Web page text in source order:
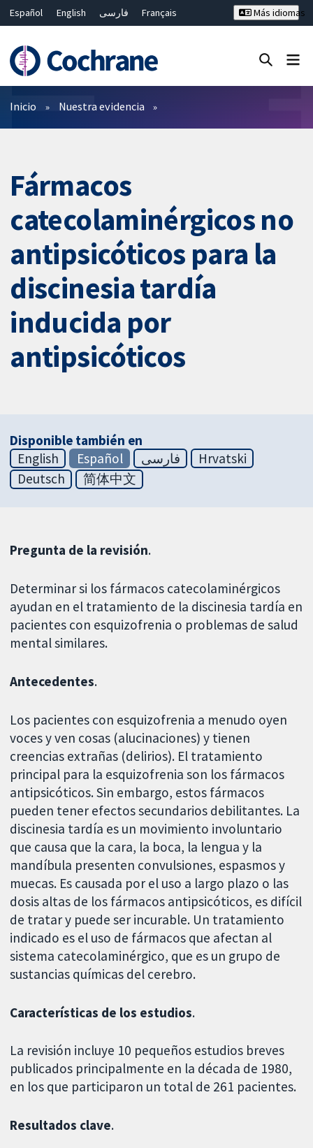
Español English فارسی
Français
Bahasa Malaysia
ไทย 繁體中文
Más idiomas
Filtros
Inicio Nuestra evidencia
Fármacos
catecolaminérgicos no
antipsicóticos para la
discinesia tardía
inducida por
antipsicóticos
Disponible también en
English
Español فارسی
Hrvatski
Deutsch
简体中文
Pregunta de la revisión.
Determinar si los fármacos catecolaminérgicos
ayudan en el tratamiento de la discinesia tardía en
pacientes con esquizofrenia o problemas de salud
mental similares.
Antecedentes.
Los pacientes con esquizofrenia a menudo oyen
voces y ven cosas (alucinaciones) y tienen
creencias extrañas (delirios). El tratamiento
principal para la esquizofrenia son los fármacos
antipsicóticos. Sin embargo, estos fármacos
pueden tener efectos secundarios debilitantes. La
discinesia tardía es un movimiento involuntario
que causa que la cara, la boca, la lengua y la
mandíbula presenten convulsiones, espasmos y
muecas. Es causada por el uso a largo plazo o las
dosis altas de los fármacos antipsicóticos, es difícil
de tratar y puede ser incurable. Un tratamiento
indicado es el uso de fármacos que afectan al
sistema catecolaminérgico, que es un grupo de
sustancias químicas del cerebro.
Características de los estudios.
La revisión incluye 10 pequeños estudios breves
publicados principalmente en la década de 1980,
en los que participaron un total de 261 pacientes.
Resultados clave.